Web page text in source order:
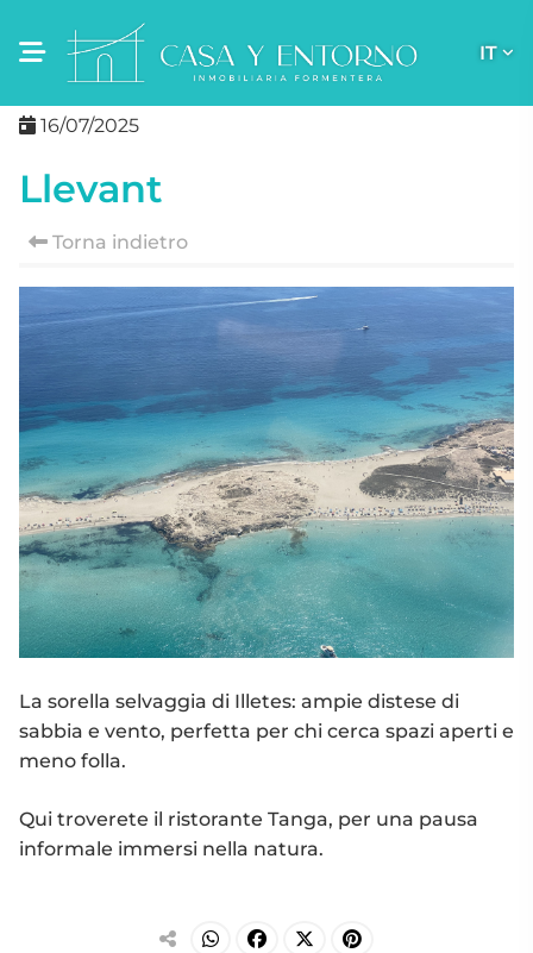
IT
Llevant
Torna indietro
16/07/2025
La sorella selvaggia di Illetes: ampie distese di
sabbia e vento, perfetta per chi cerca spazi aperti e
meno folla.
Qui troverete il ristorante Tanga, per una pausa
informale immersi nella natura.